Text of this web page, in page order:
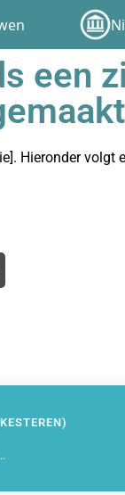
een
Hieronder volgt